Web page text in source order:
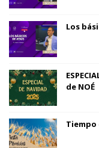
Los
de NOÉ
Tiempo